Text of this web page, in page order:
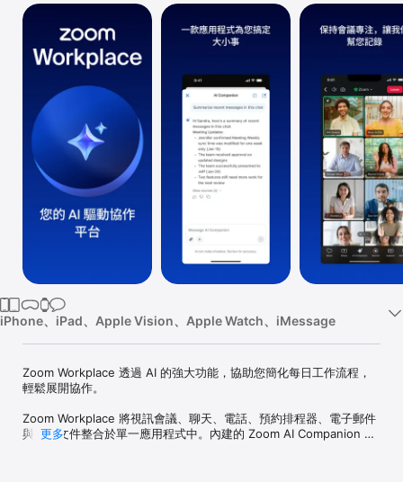
Watch
iPhone、iPad、Apple Vision、Apple Watch、iMessage
Zoom Workplace 透過 AI 的強大功能，協助您簡化每日工作流程，
輕鬆展開協作。
Zoom Workplace 將視訊會議、聊天、電話、預約排程器、電子郵件
與協作文件整合於單一應用程式中。內建的 Zoom AI Companion 可
更多